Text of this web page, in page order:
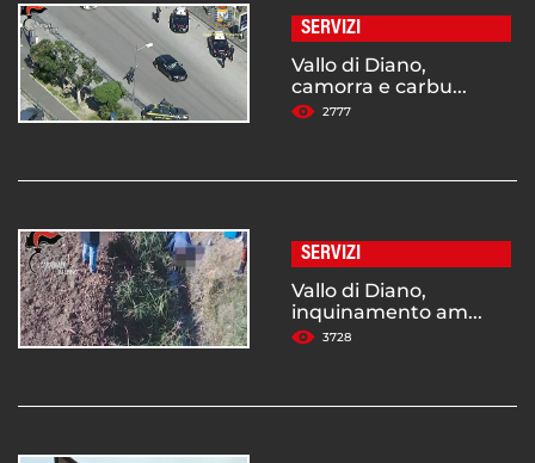
SERVIZI
Vallo di Diano,
camorra e carbu...
2777
SERVIZI
Vallo di Diano,
inquinamento am...
3728